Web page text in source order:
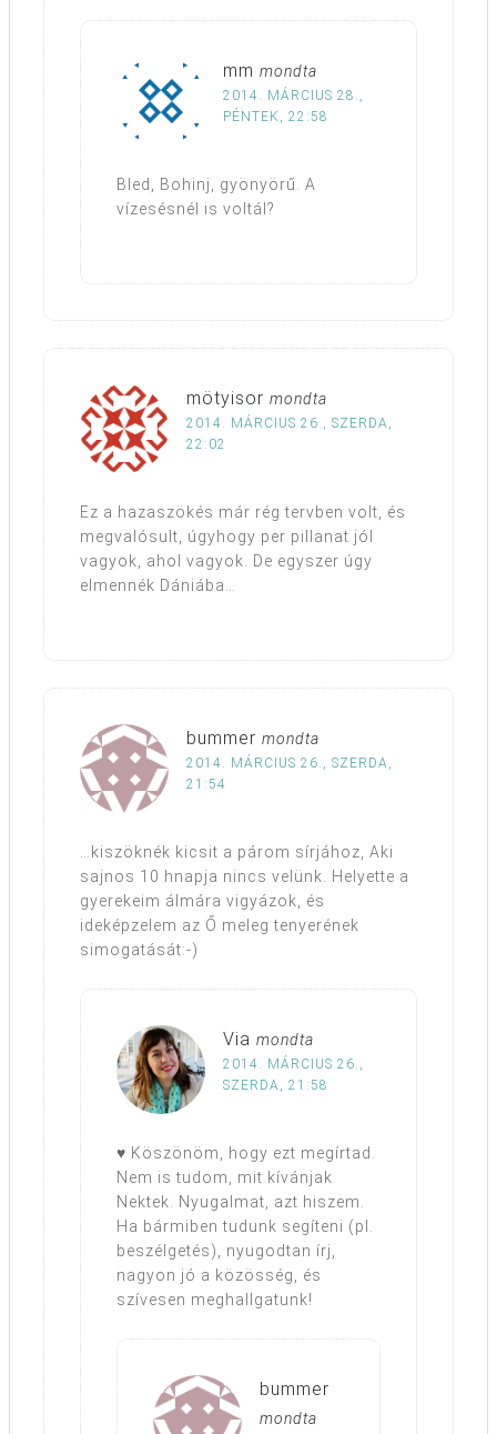
mm mondta
2014. MÁRCIUS 28.,
PÉNTEK, 22:58
Bled, Bohinj, gyönyörű. A
vízesésnél is voltál?
mötyisor mondta
2014. MÁRCIUS 26., SZERDA,
22:02
Ez a hazaszökés már rég tervben volt, és
megvalósult, úgyhogy per pillanat jól
vagyok, ahol vagyok. De egyszer úgy
elmennék Dániába…
bummer mondta
2014. MÁRCIUS 26., SZERDA,
21:54
…kiszöknék kicsit a párom sírjához, Aki
sajnos 10 hnapja nincs velünk. Helyette a
gyerekeim álmára vigyázok, és
ideképzelem az Ő meleg tenyerének
simogatását:-)
Via mondta
2014. MÁRCIUS 26.,
SZERDA, 21:58
♥ Köszönöm, hogy ezt megírtad.
Nem is tudom, mit kívánjak
Nektek. Nyugalmat, azt hiszem.
Ha bármiben tudunk segíteni (pl.
beszélgetés), nyugodtan írj,
nagyon jó a közösség, és
szívesen meghallgatunk!
bummer
mondta